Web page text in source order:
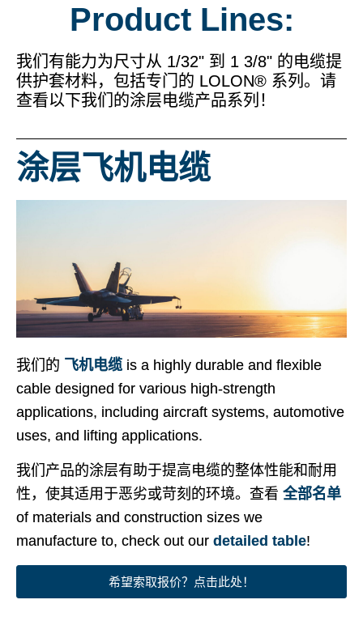
Product Lines:
我们有能力为尺寸从 1/32" 到 1 3/8" 的电缆提
供护套材料，包括专门的 LOLON® 系列。请
查看以下我们的涂层电缆产品系列！
涂层飞机电缆
我们的 飞机电缆 is a highly durable and flexible
cable designed for various high-strength
applications, including aircraft systems, automotive
uses, and lifting applications.
我们产品的涂层有助于提高电缆的整体性能和耐用
性，使其适用于恶劣或苛刻的环境。查看 全部名单
of materials and construction sizes we
manufacture to, check out our detailed table!
希望索取报价？点击此处！